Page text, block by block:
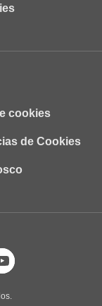
cookies
de Cookies